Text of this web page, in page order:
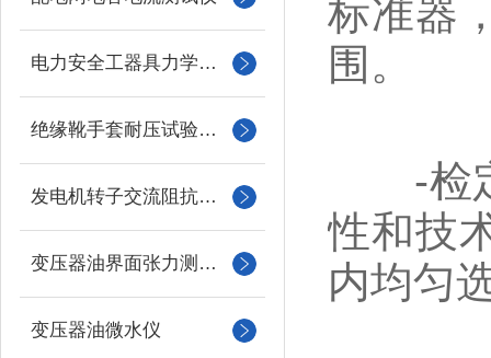
电力安全工器具力学性能试验机
绝缘靴手套耐压试验装置
发电机转子交流阻抗测试仪
变压器油界面张力测试仪
变压器油微水仪
标准器
围。
-检定
性和技
内均匀